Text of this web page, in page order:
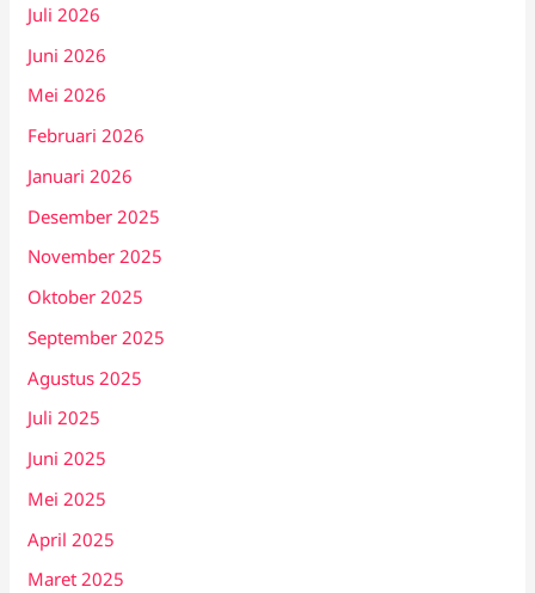
Juli 2026
Juni 2026
Mei 2026
Februari 2026
Januari 2026
Desember 2025
November 2025
Oktober 2025
September 2025
Agustus 2025
Juli 2025
Juni 2025
Mei 2025
April 2025
Maret 2025